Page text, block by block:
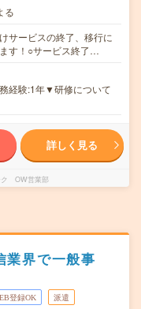
る
サービスの終了、移行に
す！○サービス終了…
経験:1年▼研修について
詳しく見る
ク OW営業部
業界で一般事
登録OK 派遣